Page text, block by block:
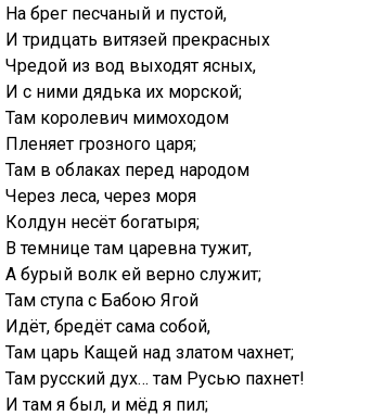
На брег песчаный и пустой,
И тридцать витязей прекрасных
Чредой из вод выходят ясных,
И с ними дядька их морской;
Там королевич мимоходом
Пленяет грозного царя;
Там в облаках перед народом
Через леса, через моря
Колдун несёт богатыря;
В темнице там царевна тужит,
А бурый волк ей верно служит;
Там ступа с Бабою Ягой
Идёт, бредёт сама собой,
Там царь Кащей над златом чахнет;
Там русский дух… там Русью пахнет!
И там я был, и мёд я пил;